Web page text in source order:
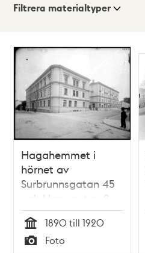
Visningsläge
Lista
Filtrera materialtyper
träffar
Hagahemmet i
hörnet av
Surbrunnsgatan 45
och Hagagatan 2
Tid
1890 till 1920
Foto